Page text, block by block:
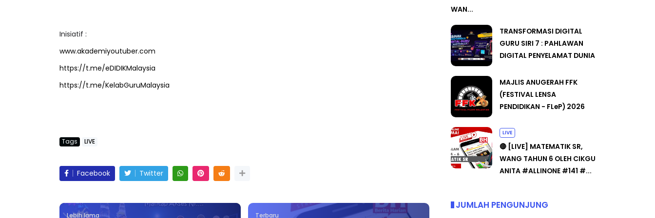
Inisiatif :
www.akademiyoutuber.com
https://t.me/eDIDIKMalaysia
https://t.me/KelabGuruMalaysia
Tags LIVE
Facebook Twitter
Lebih lama Terbaru
WAN...
TRANSFORMASI DIGITAL
GURU SIRI 7 : PAHLAWAN
DIGITAL PENYELAMAT DUNIA
MAJLIS ANUGERAH FFK
(FESTIVAL LENSA
PENDIDIKAN - FLeP) 2026
LIVE
🔴 [LIVE] MATEMATIK SR,
WANG TAHUN 6 OLEH CIKGU
ANITA #ALLINONE #141 #...
JUMLAH PENGUNJUNG